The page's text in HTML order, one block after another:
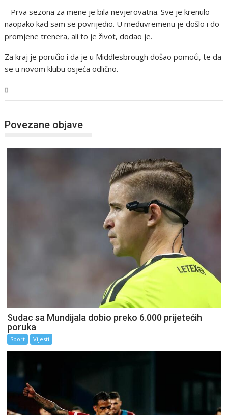
– Prva sezona za mene je bila nevjerovatna. Sve je krenulo
naopako kad sam se povrijedio. U međuvremenu je došlo i do
promjene trenera, ali to je život, dodao je.
Za kraj je poručio i da je u Middlesbrough došao pomoći, te da
se u novom klubu osjeća odlično.
Povezane objave
Sudac sa Mundijala dobio preko 6.000 prijetećih
poruka
Sport Vijesti